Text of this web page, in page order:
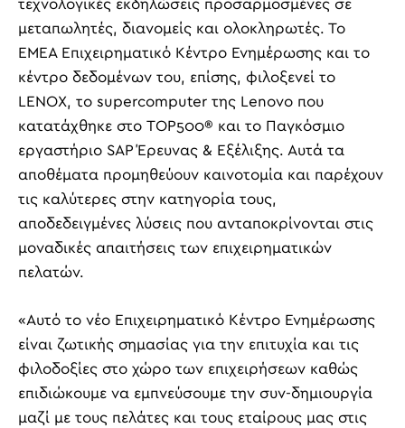
τεχνολογικές εκδηλώσεις προσαρμοσμένες σε
μεταπωλητές, διανομείς και ολοκληρωτές. Το
EMEA Επιχειρηματικό Κέντρο Ενημέρωσης και το
κέντρο δεδομένων του, επίσης, φιλοξενεί το
LENOX, το supercomputer της Lenovo που
κατατάχθηκε στο TOP500® και το Παγκόσμιο
εργαστήριο SAP Έρευνας & Εξέλιξης. Αυτά τα
αποθέματα προμηθεύουν καινοτομία και παρέχουν
τις καλύτερες στην κατηγορία τους,
αποδεδειγμένες λύσεις που ανταποκρίνονται στις
μοναδικές απαιτήσεις των επιχειρηματικών
πελατών.
«Αυτό το νέο Επιχειρηματικό Κέντρο Ενημέρωσης
είναι ζωτικής σημασίας για την επιτυχία και τις
φιλοδοξίες στο χώρο των επιχειρήσεων καθώς
επιδιώκουμε να εμπνεύσουμε την συν-δημιουργία
μαζί με τους πελάτες και τους εταίρους μας στις